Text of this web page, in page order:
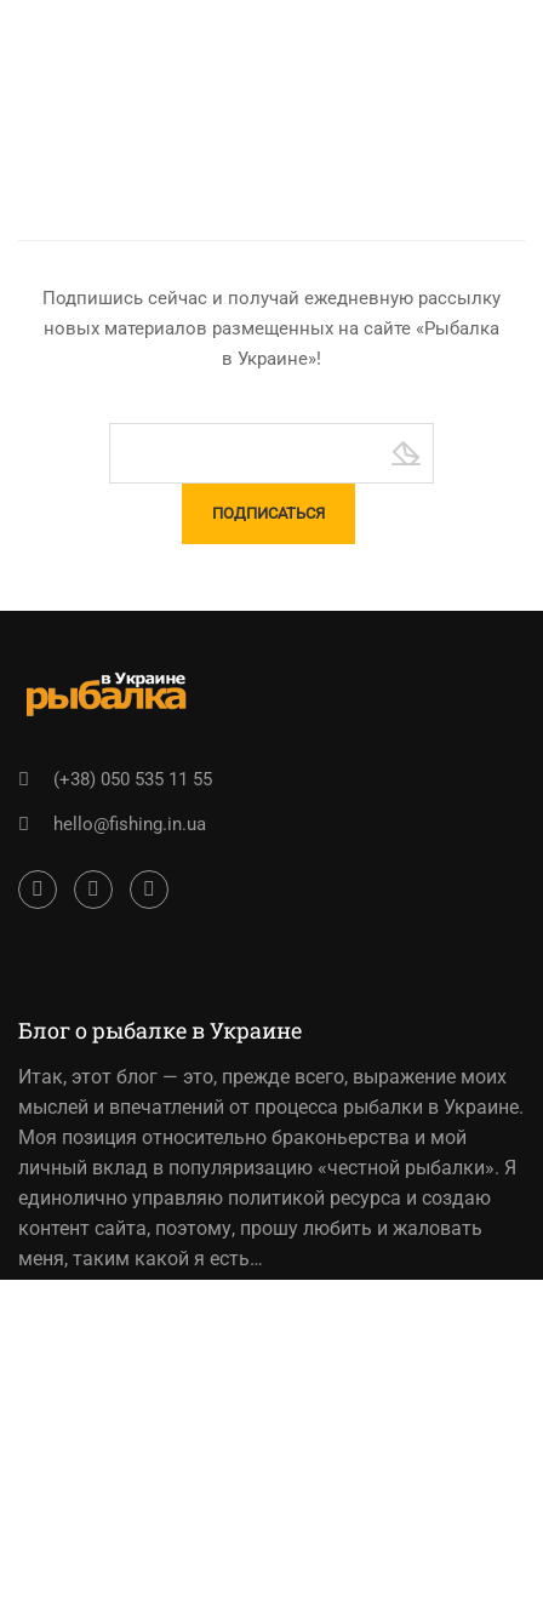
Подпишись сейчас и получай ежедневную рассылку
новых материалов размещенных на сайте «Рыбалка
в Украине»!
(+38) 050 535 11 55
hello@fishing.in.ua
Блог о рыбалке в Украине
Итак, этот блог — это, прежде всего, выражение моих
мыслей и впечатлений от процесса рыбалки в Украине.
Моя позиция относительно браконьерства и мой
личный вклад в популяризацию «честной рыбалки». Я
единолично управляю политикой ресурса и создаю
контент сайта, поэтому, прошу любить и жаловать
меня, таким какой я есть…